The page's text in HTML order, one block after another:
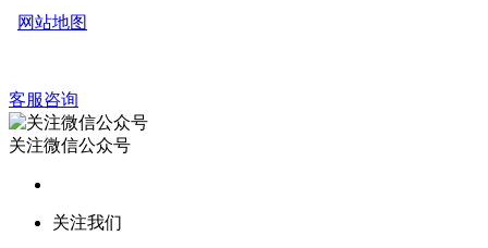
网站地图
客服咨询
关注微信公众号
关注我们